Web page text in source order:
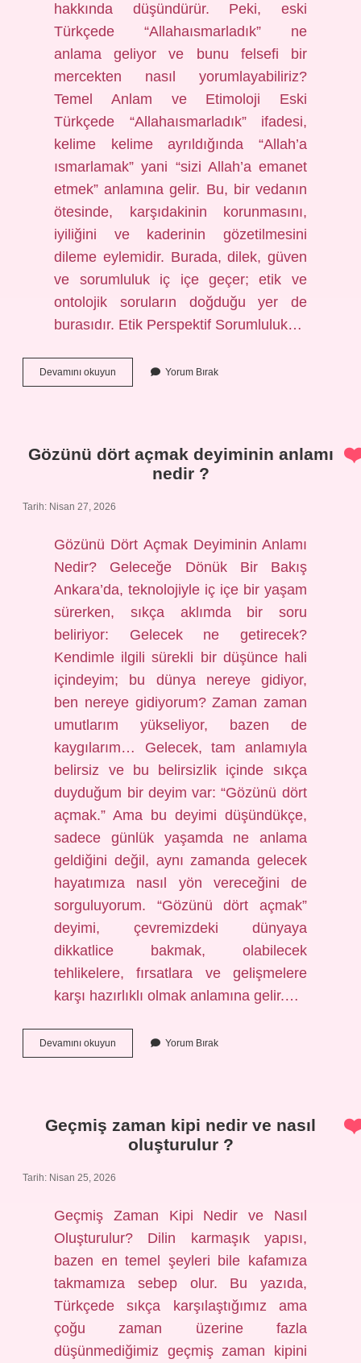
hakkında düşündürür. Peki, eski
Türkçede “Allahaısmarladık” ne
anlama geliyor ve bunu felsefi bir
mercekten nasıl yorumlayabiliriz?
Temel Anlam ve Etimoloji Eski
Türkçede “Allahaısmarladık” ifadesi,
kelime kelime ayrıldığında “Allah’a
ısmarlamak” yani “sizi Allah’a emanet
etmek” anlamına gelir. Bu, bir vedanın
ötesinde, karşıdakinin korunmasını,
iyiliğini ve kaderinin gözetilmesini
dileme eylemidir. Burada, dilek, güven
ve sorumluluk iç içe geçer; etik ve
ontolojik soruların doğduğu yer de
burasıdır. Etik Perspektif Sorumluluk…
Devamını okuyun
Türkçede
Yorum Bırak
Gözünü dört açmak deyiminin anlamı
nedir ?
Tarih: Nisan 27, 2026
Gözünü Dört Açmak Deyiminin Anlamı
Nedir? Geleceğe Dönük Bir Bakış
Ankara’da, teknolojiyle iç içe bir yaşam
sürerken, sıkça aklımda bir soru
beliriyor: Gelecek ne getirecek?
Kendimle ilgili sürekli bir düşünce hali
içindeyim; bu dünya nereye gidiyor,
ben nereye gidiyorum? Zaman zaman
umutlarım yükseliyor, bazen de
kaygılarım… Gelecek, tam anlamıyla
belirsiz ve bu belirsizlik içinde sıkça
duyduğum bir deyim var: “Gözünü dört
açmak.” Ama bu deyimi düşündükçe,
sadece günlük yaşamda ne anlama
geldiğini değil, aynı zamanda gelecek
hayatımıza nasıl yön vereceğini de
sorguluyorum. “Gözünü dört açmak”
deyimi, çevremizdeki dünyaya
dikkatlice bakmak, olabilecek
tehlikelere, fırsatlara ve gelişmelere
karşı hazırlıklı olmak anlamına gelir.…
Devamını okuyun
dört
?
Yorum Bırak
Geçmiş zaman kipi nedir ve nasıl
oluşturulur ?
Tarih: Nisan 25, 2026
Geçmiş Zaman Kipi Nedir ve Nasıl
Oluşturulur? Dilin karmaşık yapısı,
bazen en temel şeyleri bile kafamıza
takmamıza sebep olur. Bu yazıda,
Türkçede sıkça karşılaştığımız ama
çoğu zaman üzerine fazla
düşünmediğimiz geçmiş zaman kipini